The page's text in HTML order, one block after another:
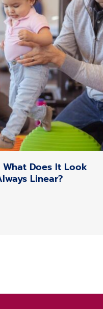
Does It Look
Linear?